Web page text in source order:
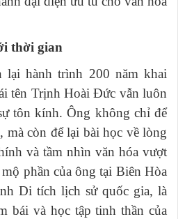
thời gian
lại hành trình 200 năm khai
tên Trịnh Hoài Đức vẫn luôn
tôn kính. Ông không chỉ để
mà còn để lại bài học về lòng
và tầm nhìn văn hóa vượt
phần của ông tại Biên Hòa
Di tích lịch sử quốc gia, là
bái và học tập tinh thần của